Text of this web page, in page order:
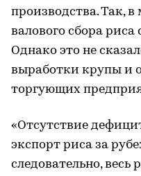
производства. Так,
валового сбора риса
Однако это не
выработки крупы и
торгующих
«Отсутствие
экспорт риса за
следовательно,